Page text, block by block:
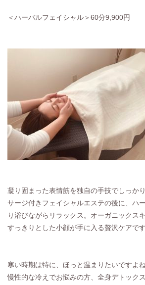
＜ハーバルフェイシャル＞60分9,900円
凝り固まった表情筋を独自の手技でしっか
サージ付きフェイシャルエステの後に、ハ
り浴びながらリラックス。オーガニックス
すっきりとした小顔が手に入る贅沢ケアで
寒い時期は特に、ほっと温まりたいですよ
慢性的な冷えでお悩みの方、全身デトック